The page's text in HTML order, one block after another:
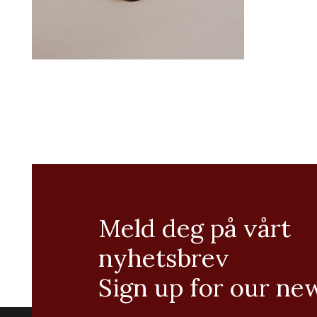
Meld deg på vårt
nyhetsbrev
Sign up for our